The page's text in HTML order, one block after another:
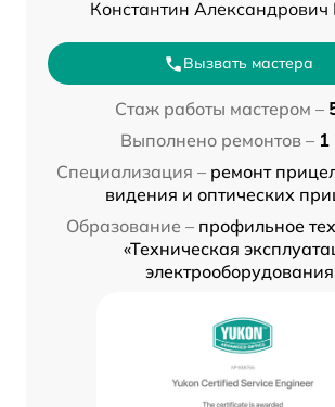
Константин
Вызвать мастера
Стаж работы мастером –
Выполнено ремонтов – 1
Специализация – ремонт
видения и оптических
Образование – профильное
«Техническая